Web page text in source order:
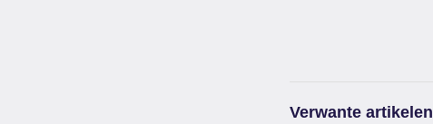
Verwante artikelen